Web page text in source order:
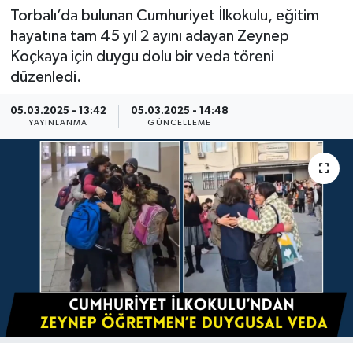
Torbalı’da bulunan Cumhuriyet İlkokulu, eğitim
hayatına tam 45 yıl 2 ayını adayan Zeynep
Koçkaya için duygu dolu bir veda töreni
düzenledi.
05.03.2025 - 13:42
YAYINLANMA
05.03.2025 - 14:48
GÜNCELLEME
Süper Lig Puan Durumu ve Fikstür
Tüm Manşetler